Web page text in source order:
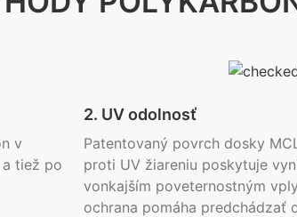
v
tiež po
2. UV odolnosť
Patentovaný povrch dosky
proti UV žiareniu poskytuje
vonkajším poveternostným
ochrana pomáha predchádzať